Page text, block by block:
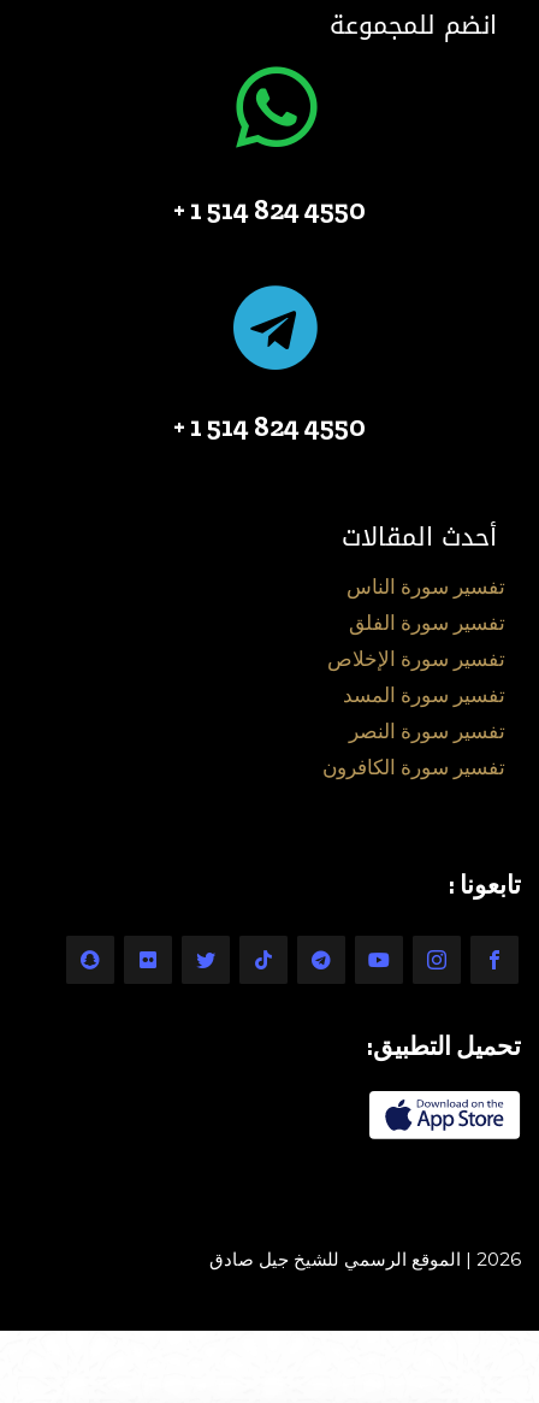
انضم للمجموعة
4550 824 514 1 +
4550 824 514 1 +
أحدث المقالات
تفسير سورة الناس
تفسير سورة الفلق
تفسير سورة الإخلاص
تفسير سورة المسد
تفسير سورة النصر
تفسير سورة الكافرون
تابعونا :
تحميل التطبيق:
2026 | الموقع الرسمي للشيخ جيل صادق